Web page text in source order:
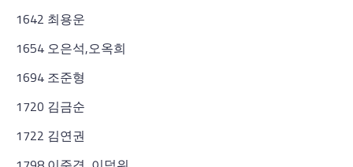
1642 최용운
1654 오은석,오옥희
1694 조준형
1720 김금순
1722 김연권